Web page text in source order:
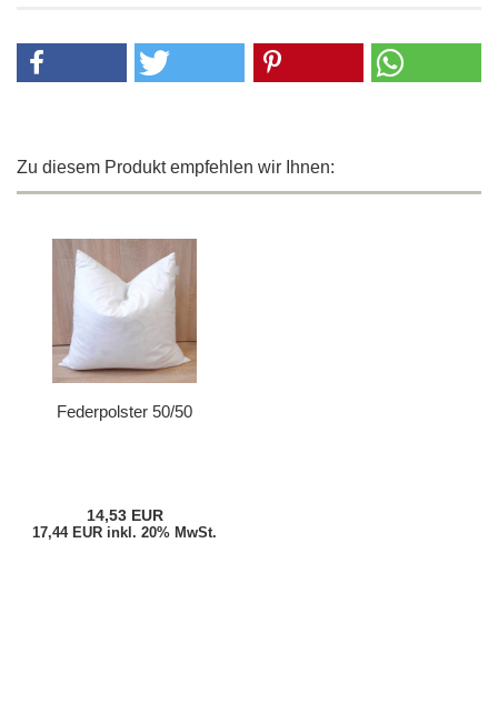
Zu diesem Produkt empfehlen wir Ihnen:
Federpolster 50/50
14,53 EUR
17,44 EUR inkl. 20% MwSt.